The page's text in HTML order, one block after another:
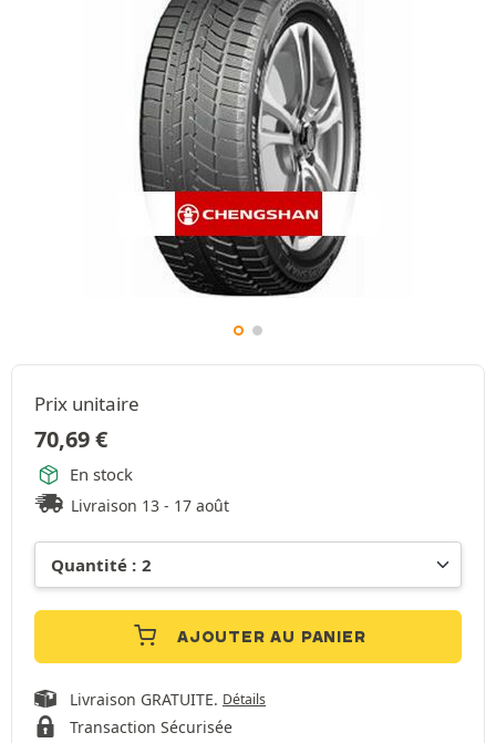
Prix unitaire
70,69€
En stock
Livraison 13 - 17 août
AJOUTER AU PANIER
Livraison GRATUITE. Détails
Transaction Sécurisée